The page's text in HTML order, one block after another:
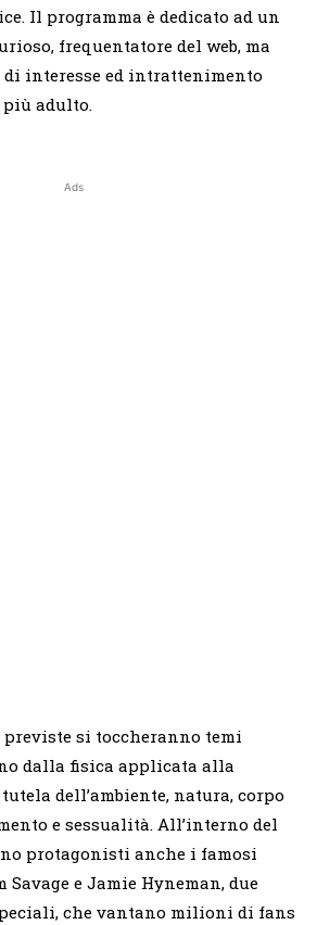
Il programma è dedicato ad un
frequentatore del web, ma
interesse ed intrattenimento
adulto.
Ads
si toccheranno temi
dalla fisica applicata alla
dell’ambiente, natura, corpo
e sessualità. All’interno del
protagonisti anche i famosi
Savage e Jamie Hyneman, due
che vantano milioni di fans